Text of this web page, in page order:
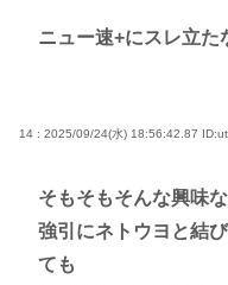
ニュー速+にスレ立た
14 : 2025/09/24(水) 18:56:42.87
そもそもそんな興味
強引にネトウヨと結
ても